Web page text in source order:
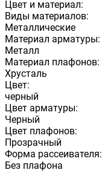
Цвет и материал:
Виды материалов:
Металлические
Материал арматуры:
Металл
Материал плафонов:
Хрусталь
Цвет:
черный
Цвет арматуры:
Черный
Цвет плафонов:
Прозрачный
Форма рассеивателя:
Без плафона